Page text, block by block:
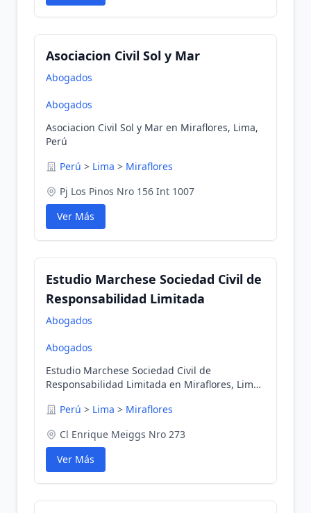
Asociacion Civil Sol y Mar
Abogados
Abogados
Asociacion Civil Sol y Mar en Miraflores, Lima,
Perú
Perú > Lima > Miraflores
Pj Los Pinos Nro 156 Int 1007
Ver Más
Estudio Marchese Sociedad Civil de
Responsabilidad Limitada
Abogados
Abogados
Estudio Marchese Sociedad Civil de
Responsabilidad Limitada en Miraflores, Lima,
Perú > Lima > Miraflores
Cl Enrique Meiggs Nro 273
Ver Más